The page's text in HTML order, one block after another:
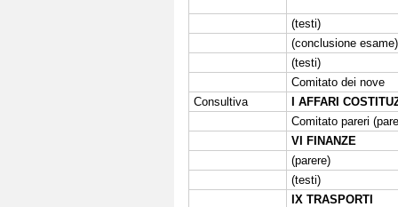
(testi)
(conclusione esame)
(testi)
Comitato dei nove
Consultiva
I AFFARI
Comitato pareri
VI FINANZE
(parere)
(testi)
IX TRASPORTI